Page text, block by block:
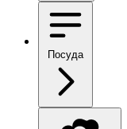
Посуда